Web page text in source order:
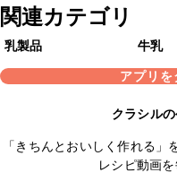
関連カテゴリ
乳製品
牛乳
アプリを
クラシル
「きちんとおいしく作れる
レシピ動画